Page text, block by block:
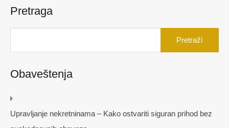
Pretraga
Obaveštenja
Upravljanje nekretninama – Kako ostvariti siguran prihod bez